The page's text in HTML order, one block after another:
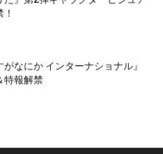
がなにか インターナショナル』
特報解禁